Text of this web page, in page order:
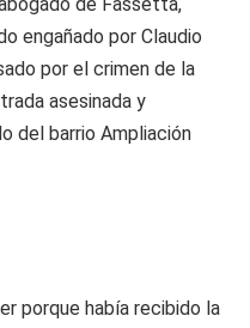
engañado por Claudio
por el crimen de la
asesinada y
del barrio Ampliación
porque había recibido la